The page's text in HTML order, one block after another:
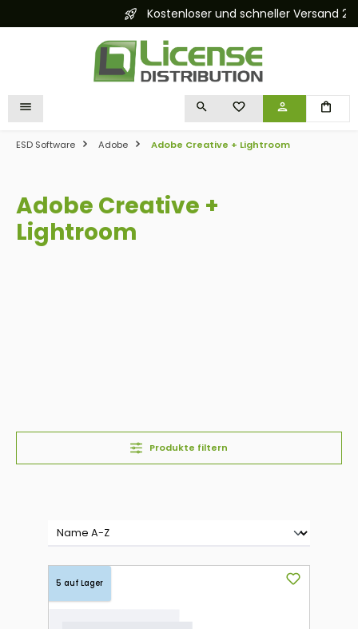
Kostenloser und schneller Versand 24/7
DU HAST 0 PRODUKTE
ESD Software Adobe Adobe Creative + Lightroom
Adobe Creative +
Lightroom
Produkte filtern
5 auf Lager